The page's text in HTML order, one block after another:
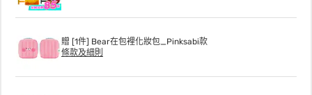
贈 [1件] Bear在包裡化妝包_Pinksabi款
條款及細則